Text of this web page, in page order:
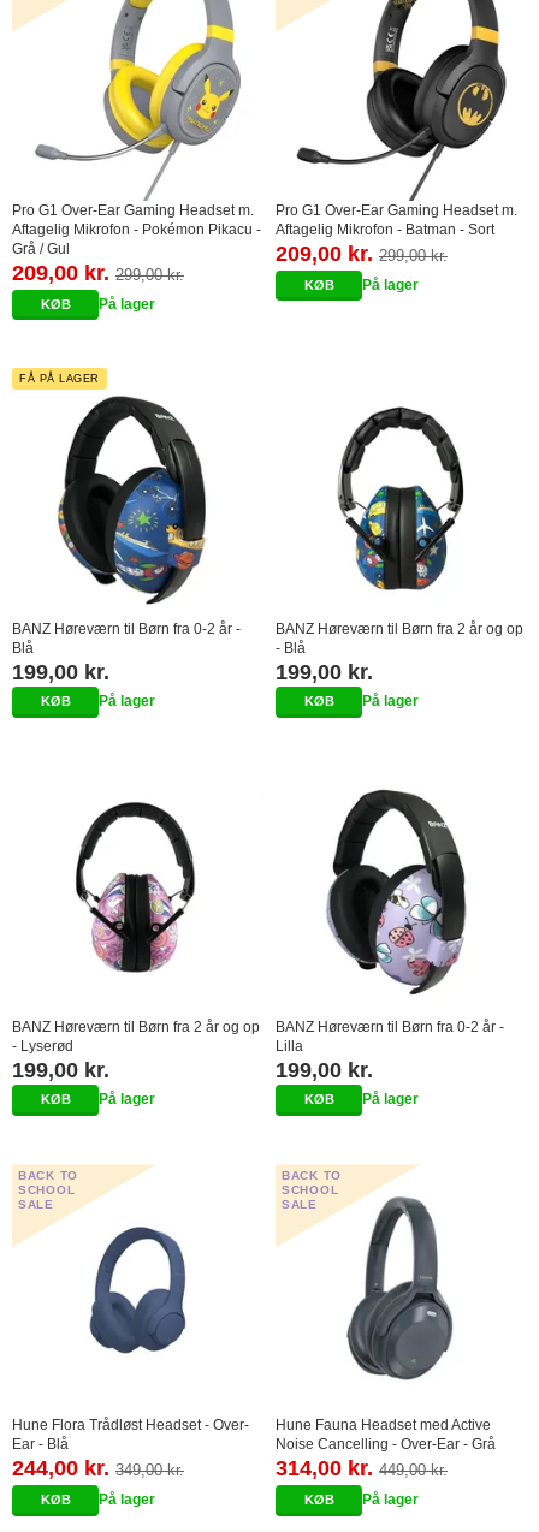
Pro G1 Over-Ear Gaming Headset m.
Aftagelig Mikrofon - Pokémon Pikacu -
Grå / Gul
209,00 kr. 299,00 kr.
På lager
Pro G1 Over-Ear Gaming Headset m.
Aftagelig Mikrofon - Batman - Sort
209,00 kr. 299,00 kr.
På lager
FÅ PÅ LAGER
BANZ Høreværn til Børn fra 0-2 år -
Blå
199,00 kr.
På lager
BANZ Høreværn til Børn fra 2 år og op
- Blå
199,00 kr.
På lager
BANZ Høreværn til Børn fra 2 år og op
- Lyserød
199,00 kr.
På lager
BANZ Høreværn til Børn fra 0-2 år -
Lilla
199,00 kr.
På lager
BACK TO
SCHOOL
SALE
Hune Flora Trådløst Headset - Over-
Ear - Blå
244,00 kr. 349,00 kr.
På lager
BACK TO
SCHOOL
SALE
Hune Fauna Headset med Active
Noise Cancelling - Over-Ear - Grå
314,00 kr. 449,00 kr.
På lager